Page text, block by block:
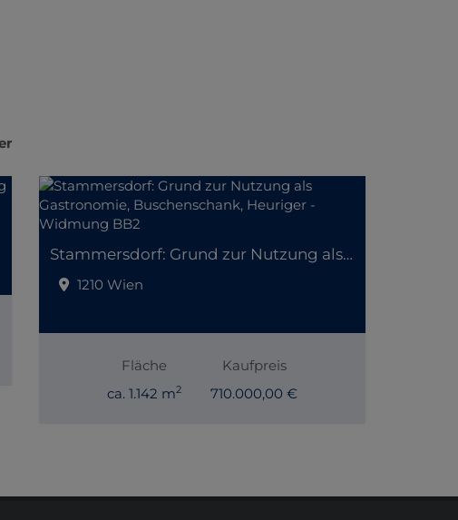
Stammersdorf: Grund zur Nutzung als Gastronomie, Buschenschank, Heuriger - Widmung BB2
1210 Wien
Fläche
ca. 1.142 m2
Kaufpreis
710.000,00 €